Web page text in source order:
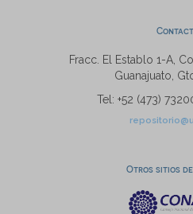
Fracc. El Establo 1-A,
Guanajuato,
Tel: +52 (473)
Otros sitios